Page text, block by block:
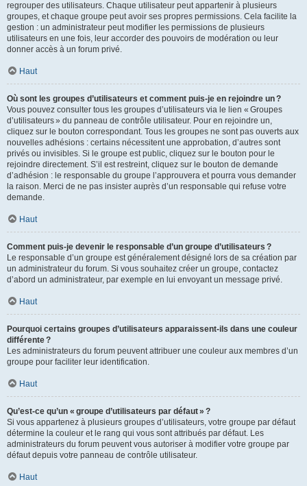
regrouper des utilisateurs. Chaque utilisateur peut appartenir à plusieurs
groupes, et chaque groupe peut avoir ses propres permissions. Cela facilite la
gestion : un administrateur peut modifier les permissions de plusieurs
utilisateurs en une fois, leur accorder des pouvoirs de modération ou leur
donner accès à un forum privé.
Haut
Où sont les groupes d’utilisateurs et comment puis-je en rejoindre un ?
Vous pouvez consulter tous les groupes d’utilisateurs via le lien « Groupes
d’utilisateurs » du panneau de contrôle utilisateur. Pour en rejoindre un,
cliquez sur le bouton correspondant. Tous les groupes ne sont pas ouverts aux
nouvelles adhésions : certains nécessitent une approbation, d’autres sont
privés ou invisibles. Si le groupe est public, cliquez sur le bouton pour le
rejoindre directement. S’il est restreint, cliquez sur le bouton de demande
d’adhésion : le responsable du groupe l’approuvera et pourra vous demander
la raison. Merci de ne pas insister auprès d’un responsable qui refuse votre
demande.
Haut
Comment puis-je devenir le responsable d’un groupe d’utilisateurs ?
Le responsable d’un groupe est généralement désigné lors de sa création par
un administrateur du forum. Si vous souhaitez créer un groupe, contactez
d’abord un administrateur, par exemple en lui envoyant un message privé.
Haut
Pourquoi certains groupes d’utilisateurs apparaissent-ils dans une couleur
différente ?
Les administrateurs du forum peuvent attribuer une couleur aux membres d’un
groupe pour faciliter leur identification.
Haut
Qu’est-ce qu’un « groupe d’utilisateurs par défaut » ?
Si vous appartenez à plusieurs groupes d’utilisateurs, votre groupe par défaut
détermine la couleur et le rang qui vous sont attribués par défaut. Les
administrateurs du forum peuvent vous autoriser à modifier votre groupe par
défaut depuis votre panneau de contrôle utilisateur.
Haut